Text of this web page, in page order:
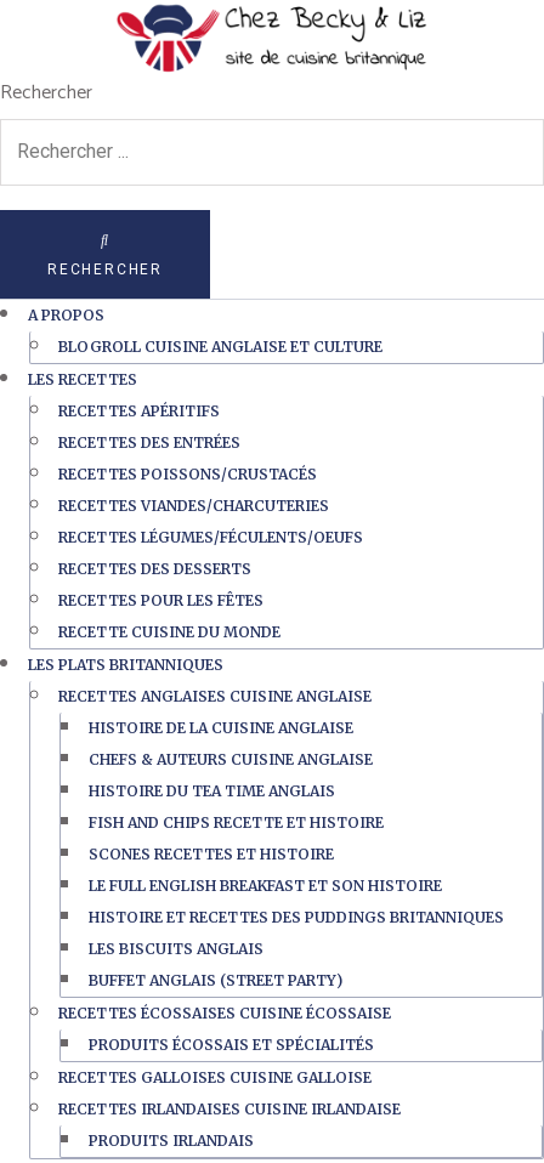
Rechercher
RECHERCHER
A PROPOS
BLOGROLL CUISINE ANGLAISE ET CULTURE
LES RECETTES
RECETTES APÉRITIFS
RECETTES DES ENTRÉES
RECETTES POISSONS/CRUSTACÉS
RECETTES VIANDES/CHARCUTERIES
RECETTES LÉGUMES/FÉCULENTS/OEUFS
RECETTES DES DESSERTS
RECETTES POUR LES FÊTES
RECETTE CUISINE DU MONDE
LES PLATS BRITANNIQUES
RECETTES ANGLAISES CUISINE ANGLAISE
HISTOIRE DE LA CUISINE ANGLAISE
CHEFS & AUTEURS CUISINE ANGLAISE
HISTOIRE DU TEA TIME ANGLAIS
FISH AND CHIPS RECETTE ET HISTOIRE
SCONES RECETTES ET HISTOIRE
LE FULL ENGLISH BREAKFAST ET SON HISTOIRE
HISTOIRE ET RECETTES DES PUDDINGS BRITANNIQUES
LES BISCUITS ANGLAIS
BUFFET ANGLAIS (STREET PARTY)
RECETTES ÉCOSSAISES CUISINE ÉCOSSAISE
PRODUITS ÉCOSSAIS ET SPÉCIALITÉS
RECETTES GALLOISES CUISINE GALLOISE
RECETTES IRLANDAISES CUISINE IRLANDAISE
PRODUITS IRLANDAIS